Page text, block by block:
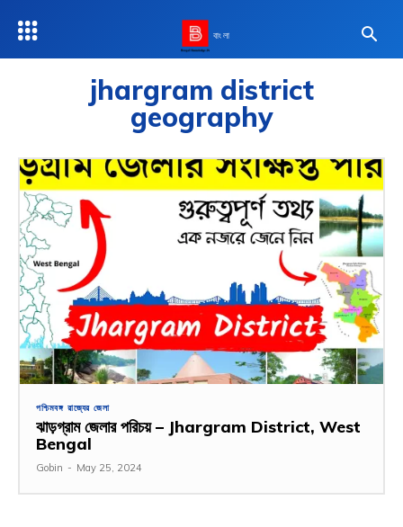
বাংলা
jhargram district
geography
পশ্চিমবঙ্গ রাজ্যের জেলা
ঝাড়গ্রাম জেলার পরিচয় – Jhargram District, West
Bengal
Gobin - May 25, 2024